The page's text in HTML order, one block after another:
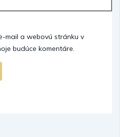
mail a webovú stránku v
budúce komentáre.